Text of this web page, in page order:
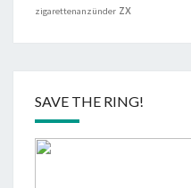
zigarettenanzünder zx
SAVE THE RING!